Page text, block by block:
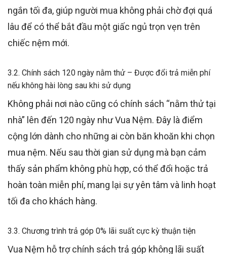
ngắn tối đa, giúp người mua không phải chờ đợi quá
lâu để có thể bắt đầu một giấc ngủ trọn vẹn trên
chiếc nệm mới.
3.2. Chính sách 120 ngày nằm thử – Được đổi trả miễn phí
nếu không hài lòng sau khi sử dụng
Không phải nơi nào cũng có chính sách “nằm thử tại
nhà” lên đến 120 ngày như Vua Nệm. Đây là điểm
cộng lớn dành cho những ai còn băn khoăn khi chọn
mua nệm. Nếu sau thời gian sử dụng mà bạn cảm
thấy sản phẩm không phù hợp, có thể đổi hoặc trả
hoàn toàn miễn phí, mang lại sự yên tâm và linh hoạt
tối đa cho khách hàng.
3.3. Chương trình trả góp 0% lãi suất cực kỳ thuận tiện
Vua Nệm hỗ trợ chính sách trả góp không lãi suất